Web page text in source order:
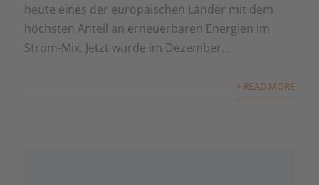
heute eines der europäischen Länder mit dem
höchsten Anteil an erneuerbaren Energien im
Strom-Mix. Jetzt wurde im Dezember...
+ READ MORE